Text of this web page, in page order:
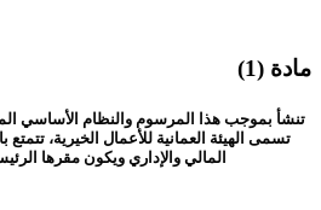
مادة (1)
تنشأ بموجب هذا المرسوم والنظام الأساسي
تسمى الهيئة العمانية للأعمال الخيرية، تتمتع
المالي والإداري ويكون مقرها